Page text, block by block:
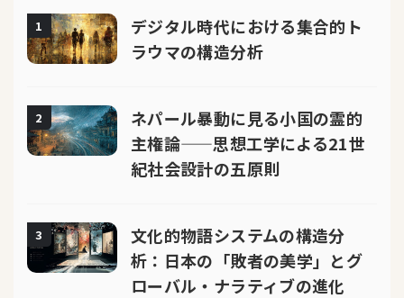
1
デジタル時代における集合的ト
ラウマの構造分析
2
ネパール暴動に見る小国の霊的
主権論——思想工学による21世
紀社会設計の五原則
3
文化的物語システムの構造分
析：日本の「敗者の美学」とグ
ローバル・ナラティブの進化